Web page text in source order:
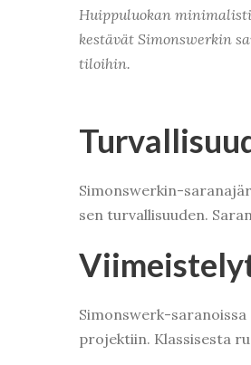
Huippuluokan
kestävät Simonswerkin
tiloihin.
Simonswerkin-
sen turvallisuuden.
Simonswerk-
projektiin. Klassisesta